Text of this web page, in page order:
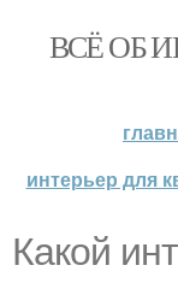
ВСЁ ОБ
интерьер для
Какой